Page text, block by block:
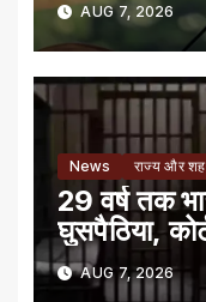
AUG 7, 2026
News राज्य और
29 वर्ष तक
घुसपैठिया,
AUG 7, 2026